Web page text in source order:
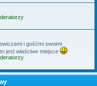
i gośćmi swoimi
jest właściwe miejsce